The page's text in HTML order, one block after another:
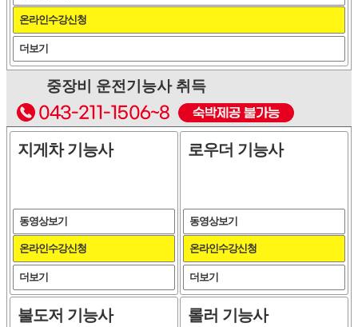
더보기
온라인수강신청
중장비 운전기능사 취득
지게차 기능사
더보기
온라인수강신청
동영상보기
로우더 기능사
더보기
온라인수강신청
동영상보기
불도저 기능사 롤러 기능사